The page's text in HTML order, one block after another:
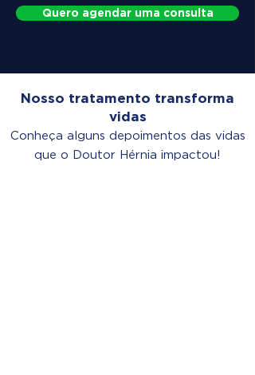
Quero agendar uma consulta
Nosso tratamento transforma
vidas
Conheça alguns depoimentos das vidas
que o Doutor Hérnia impactou!